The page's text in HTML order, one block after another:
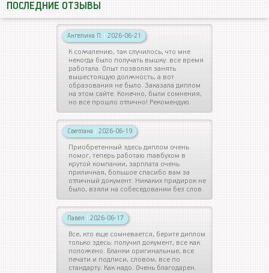
ПОСЛЕДНИЕ ОТЗЫВЫ
Ангелина П. | 2026-06-21
К сожалению, так случилось, что мне
некогда было получать вышку: все время
работала. Опыт позволял занять
вышестоящую должность, а вот
образования не было. Заказала диплом
на этом сайте. Конечно, были сомнения,
но все прошло отлично! Рекомендую.
Светлана | 2026-06-19
Приобретенный здесь диплом очень
помог, теперь работаю главбухом в
крутой компании, зарплата очень
приличная, большое спасибо вам за
отличный документ. Никаких придирок не
было, взяли на собеседовании без слов.
Павел | 2026-06-17
Все, кто еще сомневается, берите диплом
только здесь: получил документ, все как
положено. Бланки оригинальные, все
печати и подписи, словом, все по
стандарту. Как надо. Очень благодарен.